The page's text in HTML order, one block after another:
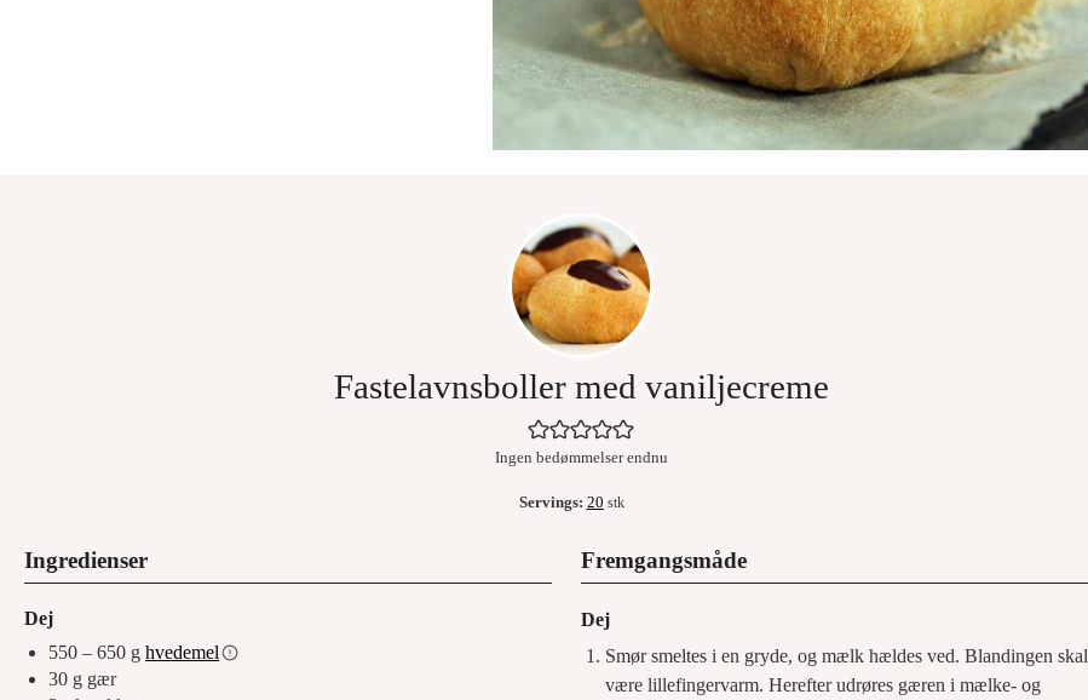
Fastelavnsboller med vaniljecreme
Ingen bedømmelser endnu
Servings: 20 stk
Ingredienser
Dej
550 – 650 g hvedemel
30 g gær
Fremgangsmåde
Dej
Smør smeltes i en gryde, og mælk hældes ved. Blandingen skal
være lillefingervarm. Herefter udrøres gæren i mælke- og